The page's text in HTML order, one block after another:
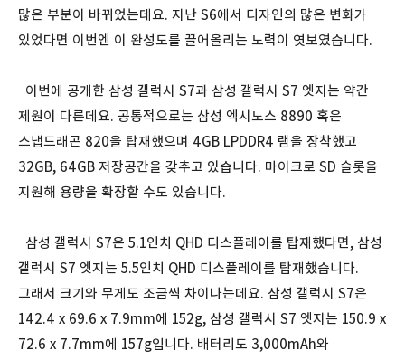
많은 부분이 바뀌었는데요. 지난 S6에서 디자인의 많은 변화가
있었다면 이번엔 이 완성도를 끌어올리는 노력이 엿보였습니다.
이번에 공개한 삼성 갤럭시 S7과 삼성 갤럭시 S7 엣지는 약간
제원이 다른데요. 공통적으로는 삼성 엑시노스 8890 혹은
스냅드래곤 820을 탑재했으며 4GB LPDDR4 램을 장착했고
32GB, 64GB 저장공간을 갖추고 있습니다. 마이크로 SD 슬롯을
지원해 용량을 확장할 수도 있습니다.
삼성 갤럭시 S7은 5.1인치 QHD 디스플레이를 탑재했다면, 삼성
갤럭시 S7 엣지는 5.5인치 QHD 디스플레이를 탑재했습니다.
그래서 크기와 무게도 조금씩 차이나는데요. 삼성 갤럭시 S7은
142.4 x 69.6 x 7.9mm에 152g, 삼성 갤럭시 S7 엣지는 150.9 x
72.6 x 7.7mm에 157g입니다. 배터리도 3,000mAh와